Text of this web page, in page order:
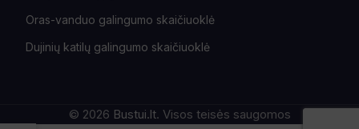
Oras-vanduo galingumo skaičiuoklė
Dujinių katilų galingumo skaičiuoklė
© 2026 Bustui.lt. Visos teisės saugomos